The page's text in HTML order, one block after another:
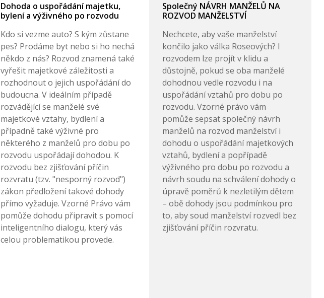
Dohoda o uspořádání majetku,
bylení a výživného po rozvodu
Kdo si vezme auto? S kým zůstane
pes? Prodáme byt nebo si ho nechá
někdo z nás? Rozvod znamená také
vyřešit majetkové záležitosti a
rozhodnout o jejich uspořádání do
budoucna. V ideálním případě
rozvádějící se manželé své
majetkové vztahy, bydlení a
případně také výživné pro
některého z manželů pro dobu po
rozvodu uspořádají dohodou. K
rozvodu bez zjišťování příčin
rozvratu (tzv. "nesporný rozvod")
zákon předložení takové dohody
přímo vyžaduje. Vzorné Právo vám
pomůže dohodu připravit s pomocí
inteligentního dialogu, který vás
celou problematikou provede.
Společný NÁVRH MANŽELŮ NA
ROZVOD MANŽELSTVÍ
Nechcete, aby vaše manželství
končilo jako válka Roseových? I
rozvodem lze projít v klidu a
důstojně, pokud se oba manželé
dohodnou vedle rozvodu i na
uspořádání vztahů pro dobu po
rozvodu. Vzorné právo vám
pomůže sepsat společný návrh
manželů na rozvod manželství i
dohodu o uspořádání majetkových
vztahů, bydlení a popřípadě
výživného pro dobu po rozvodu a
návrh soudu na schválení dohody o
úpravě poměrů k nezletilým dětem
– obě dohody jsou podmínkou pro
to, aby soud manželství rozvedl bez
zjišťování příčin rozvratu.